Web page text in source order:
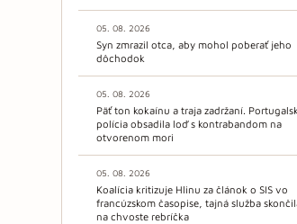
05. 08. 2026
Syn zmrazil otca, aby mohol poberať jeho
dôchodok
05. 08. 2026
Päť ton kokaínu a traja zadržaní.
polícia obsadila loď s kontrabandom na
otvorenom mori
05. 08. 2026
Koalícia kritizuje Hlinu za článok o SIS vo
francúzskom časopise, tajná služba
na chvoste rebríčka